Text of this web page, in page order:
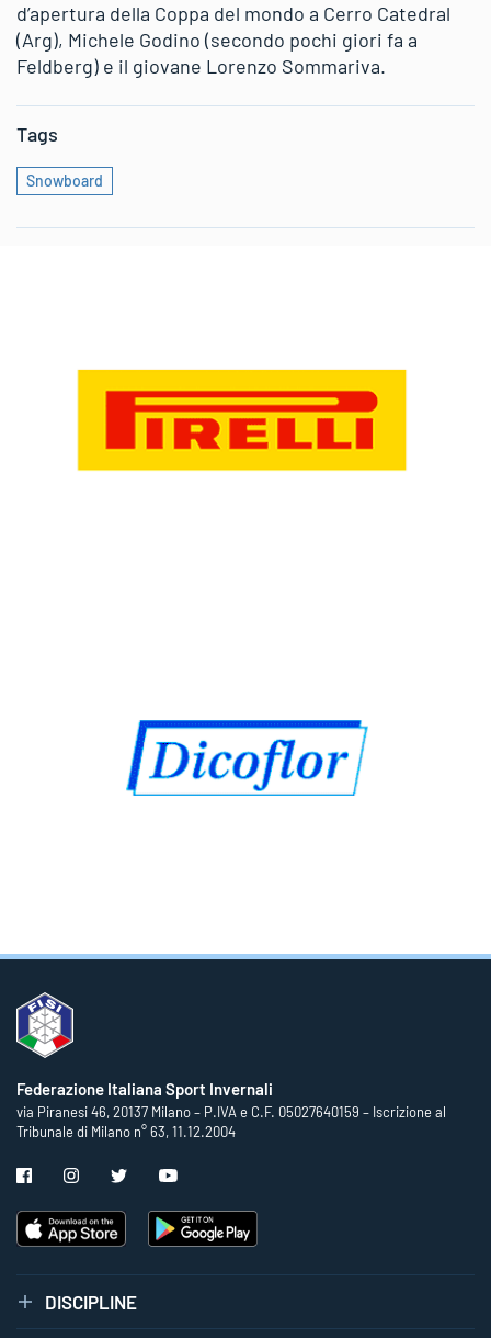
d’apertura della Coppa del mondo a Cerro Catedral
(Arg), Michele Godino (secondo pochi giori fa a
Feldberg) e il giovane Lorenzo Sommariva.
Tags
Snowboard
Federazione Italiana Sport Invernali
via Piranesi 46, 20137 Milano – P.IVA e C.F. 05027640159 – Iscrizione al
Tribunale di Milano n° 63, 11.12.2004
DISCIPLINE